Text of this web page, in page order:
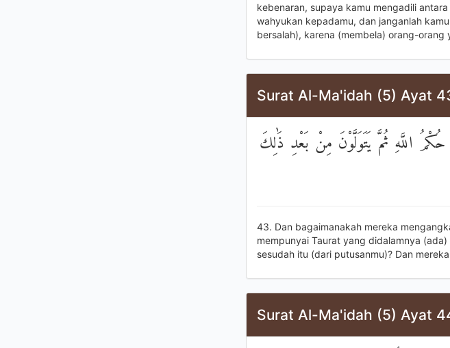
kebenaran, supaya kamu mengadili
wahyukan kepadamu, dan janganlah
bersalah), karena (membela) orang-orang
Surat Al-Ma'idah (5) Ayat
اللَّهِ ثُمَّ يَتَوَلَّوْنَ مِنْ بَعْدِ ذَٰلِكَ
43. Dan bagaimanakah mereka
mempunyai Taurat yang didalamnya
sesudah itu (dari putusanmu)? Dan
Surat Al-Ma'idah (5) Ayat